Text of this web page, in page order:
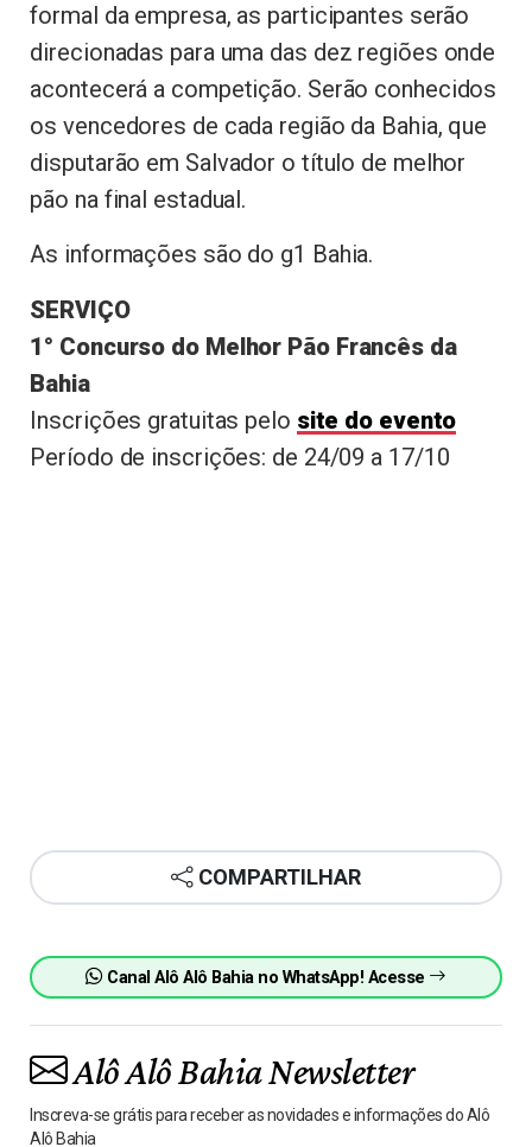
formal da empresa, as participantes serão
direcionadas para uma das dez regiões onde
acontecerá a competição. Serão conhecidos
os vencedores de cada região da Bahia, que
disputarão em Salvador o título de melhor
pão na final estadual.
As informações são do g1 Bahia.
SERVIÇO
1° Concurso do Melhor Pão Francês da
Bahia
Inscrições gratuitas pelo site do evento
Período de inscrições: de 24/09 a 17/10
COMPARTILHAR
Canal Alô Alô Bahia no WhatsApp! Acesse
Alô Alô Bahia Newsletter
Inscreva-se grátis para receber as novidades e informações do Alô
Alô Bahia